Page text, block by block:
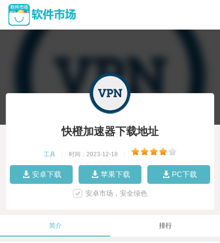
快橙加速器下载地址
工具 时间：2023-12-18
安卓下载 苹果下载 PC下载
安卓市场，安全绿色
简介 排行